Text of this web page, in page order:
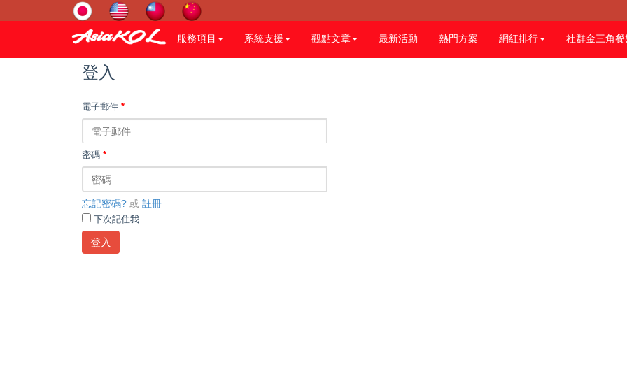
服務項目 系統支援 觀點文章 最新活動 熱門方案 網紅排行 社群金三角
登入
電子郵件 *
密碼 *
忘記密碼? 或 註冊
下次記住我
登入